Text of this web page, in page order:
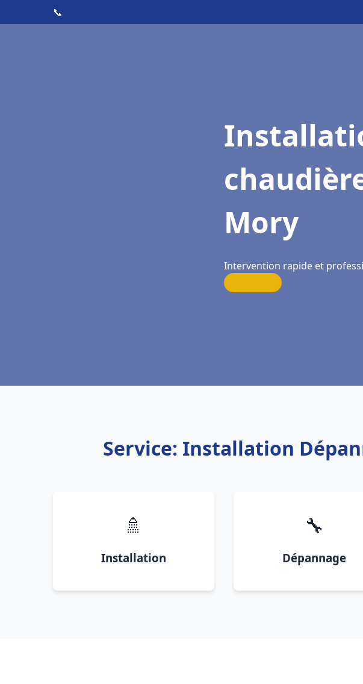
📞
Mory
Intervention rapide et
Service: Installation
🚿
Installation
🔧
Dépannage